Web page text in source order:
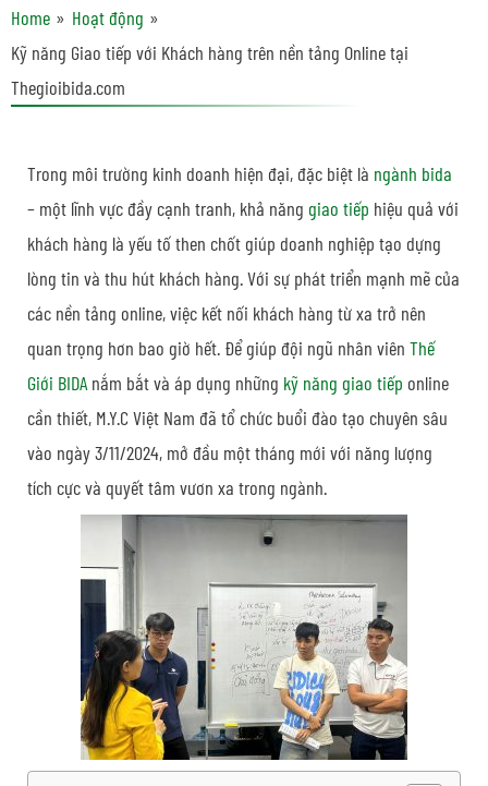
Home
Hoạt động
Kỹ năng Giao tiếp với Khách hàng trên nền tảng Online tại
Thegioibida.com
Trong môi trường kinh doanh hiện đại, đặc biệt là ngành bida
– một lĩnh vực đầy cạnh tranh, khả năng giao tiếp hiệu quả với
khách hàng là yếu tố then chốt giúp doanh nghiệp tạo dựng
lòng tin và thu hút khách hàng. Với sự phát triển mạnh mẽ của
các nền tảng online, việc kết nối khách hàng từ xa trở nên
quan trọng hơn bao giờ hết. Để giúp đội ngũ nhân viên Thế
Giới BIDAnắm bắt và áp dụng những kỹ năng giao tiếp online
cần thiết, M.Y.C Việt Nam đã tổ chức buổi đào tạo chuyên sâu
vào ngày 3/11/2024, mở đầu một tháng mới với năng lượng
tích cực và quyết tâm vươn xa trong ngành.